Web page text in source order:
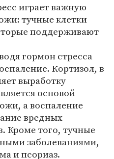
играет важную
тучные клетки
поддерживают
гормон стресса
Кортизол, в
выработку
основой
а воспаление
вредных
Кроме того, тучные
заболеваниями,
и псориаз.